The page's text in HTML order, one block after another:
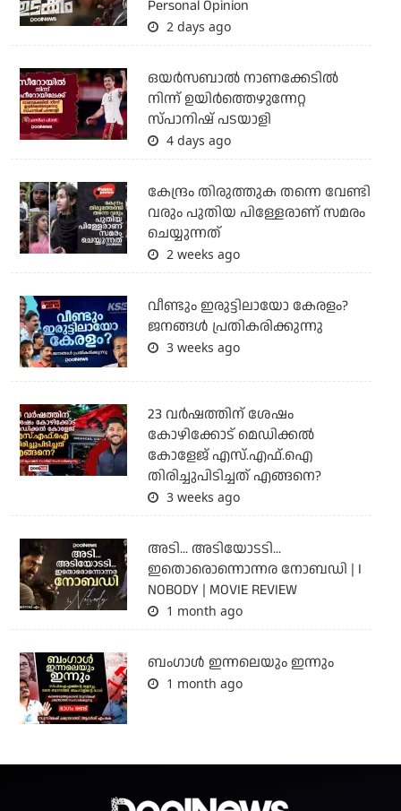
Personal Opinion
2 days ago
ഒയര്‍സബാൽ നാണക്കേടിൽ
നിന്ന് ഉയിർത്തെഴുന്നേറ്റ
സ്പാനിഷ് പടയാളി
4 days ago
കേന്ദ്രം തിരുത്തുക തന്നെ വേണ്ടി
വരും പുതിയ പിള്ളേരാണ് സമരം
ചെയ്യുന്നത്
2 weeks ago
വീണ്ടും ഇരുട്ടിലായോ കേരളം?
ജനങ്ങൾ പ്രതികരിക്കുന്നു
3 weeks ago
23 വർഷത്തിന് ശേഷം
കോഴിക്കോട് മെഡിക്കൽ
കോളേജ് എസ്.എഫ്.ഐ
തിരിച്ചുപിടിച്ചത് എങ്ങനെ?
3 weeks ago
അടി... അടിയോടടി...
ഇതൊരൊന്നൊന്നര നോബഡി | I
NOBODY | MOVIE REVIEW
1 month ago
ബംഗാള്‍ ഇന്നലെയും ഇന്നും
1 month ago